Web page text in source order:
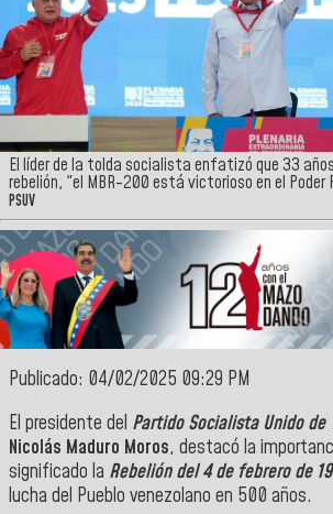
El líder de la tolda socialista enfatizó que 33
rebelión, "el MBR-200 está victorioso en el Poder
PSUV
Publicado: 04/02/2025 09:29 PM
El presidente del Partido Socialista Unido de
Nicolás Maduro Moros, destacó la
significado la Rebelión del 4 de febrero de
lucha del Pueblo venezolano en 500 años.